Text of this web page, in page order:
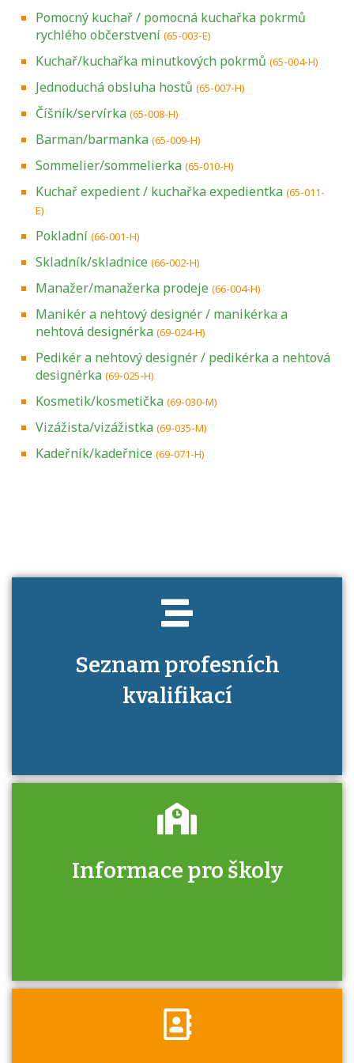
Pomocný kuchař / pomocná kuchařka pokrmů
rychlého občerstvení (65-003-E)
Kuchař/kuchařka minutkových pokrmů (65-004-H)
Jednoduchá obsluha hostů (65-007-H)
Číšník/servírka (65-008-H)
Barman/barmanka (65-009-H)
Sommelier/sommelierka (65-010-H)
Kuchař expedient / kuchařka expedientka (65-011-
E)
Pokladní (66-001-H)
Skladník/skladnice (66-002-H)
Manažer/manažerka prodeje (66-004-H)
Manikér a nehtový designér / manikérka a
nehtová designérka (69-024-H)
Pedikér a nehtový designér / pedikérka a nehtová
designérka (69-025-H)
Kosmetik/kosmetička (69-030-M)
Vizážista/vizážistka (69-035-M)
Kadeřník/kadeřnice (69-071-H)
Seznam profesních
kvalifikací
Projděte si seznam profesních kvalifikací.
Informace pro školy
Zjistěte, jak se přihlásit ke zkoušce a kde